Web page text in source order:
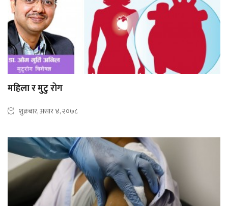
महिला र मुटु रोग
शुक्रबार, असार ४, २०७८